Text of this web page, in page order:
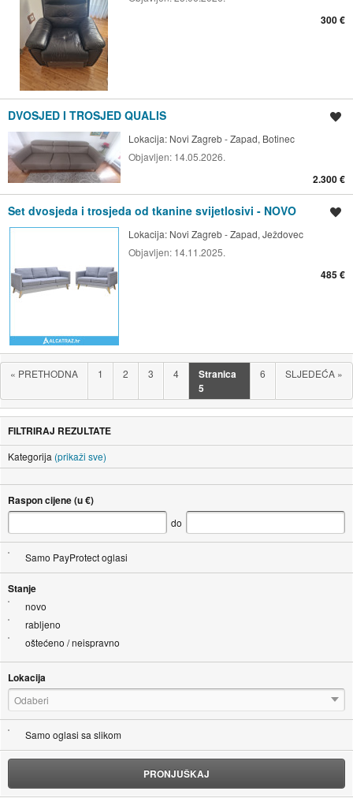
300 €
DVOSJED I TROSJED QUALIS
Lokacija: Novi Zagreb - Zapad, Botinec
Objavljen: 14.05.2026.
2.300 €
Set dvosjeda i trosjeda od tkanine svijetlosivi - NOVO
Lokacija: Novi Zagreb - Zapad, Ježdovec
Objavljen: 14.11.2025.
485 €
« PRETHODNA 1 2 3 4
Stranica
5
6 SLJEDEĆA »
FILTRIRAJ REZULTATE
Kategorija (prikaži sve)
Raspon cijene (u €)
do
Samo PayProtect oglasi
Stanje
novo
rabljeno
oštećeno / neispravno
Lokacija
Odaberi
Samo oglasi sa slikom
PRONJUŠKAJ